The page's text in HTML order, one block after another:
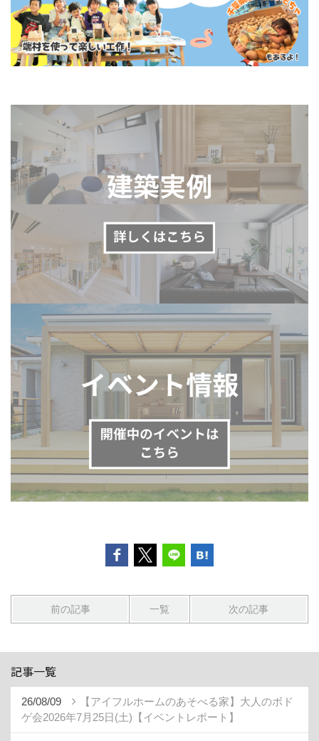
前の記事 一覧 次の記事
記事一覧
26/08/09
【アイフルホームのあそべる家】大人のボド
ゲ会2026年7月25日(土)【イベントレポート】